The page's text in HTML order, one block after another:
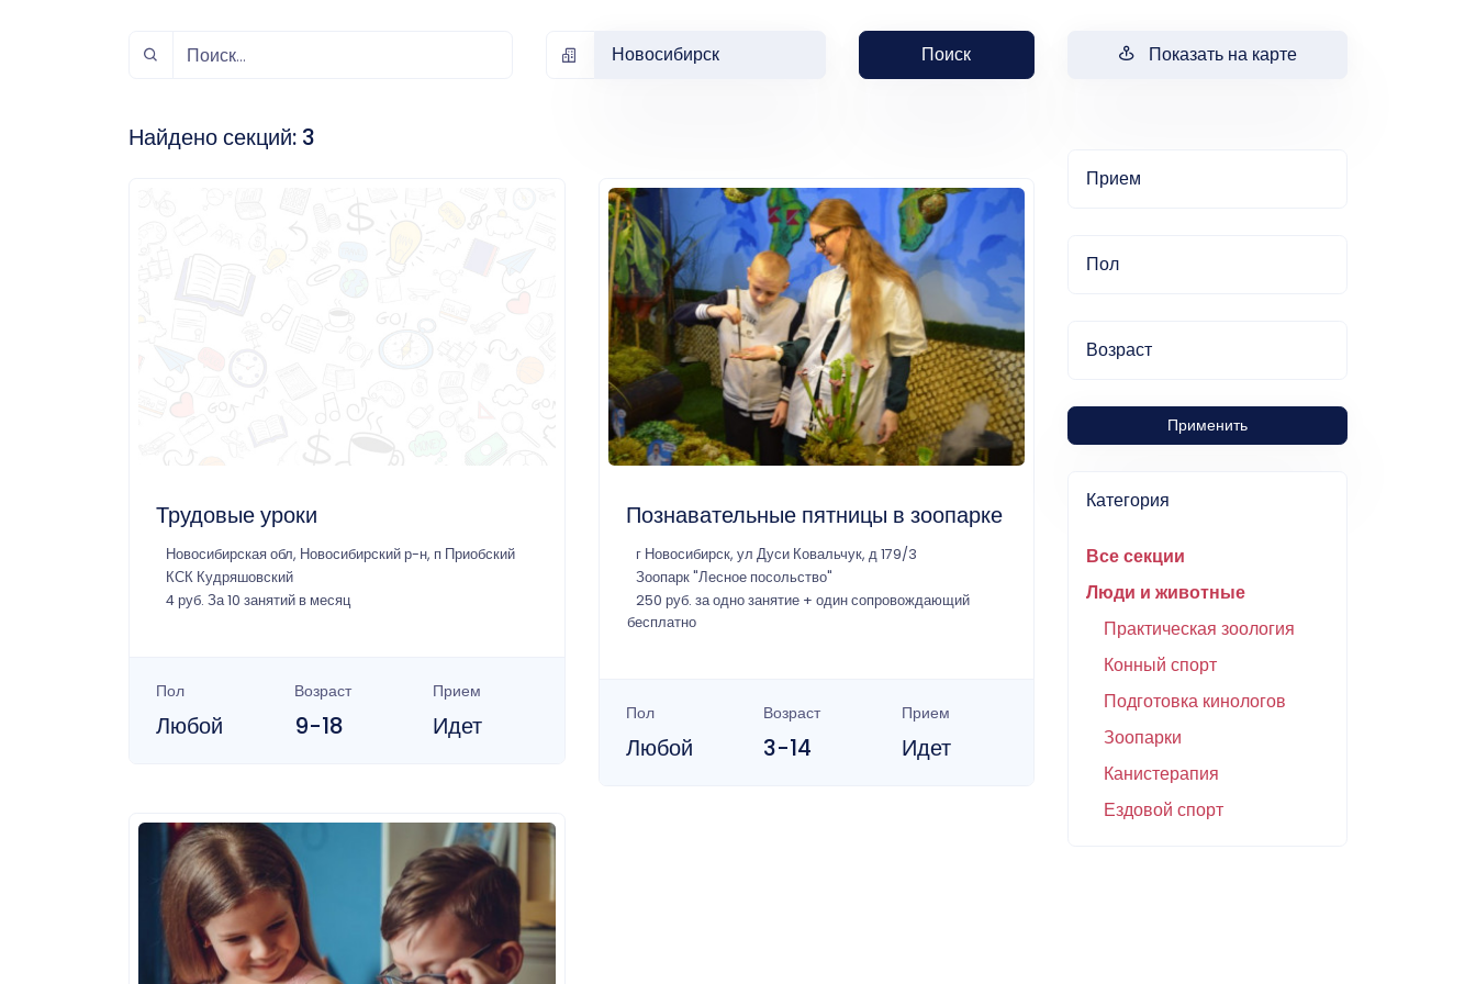
игровой спорт
Новосибирск Поиск Показать на карте
Прием
Пол
Возраст
Применить
Категория
Все секции
Люди и животные
Практическая зоология
Конный спорт
Подготовка кинологов
Зоопарки
Канистерапия
Ездовой спорт
Найдено секций: 3
Трудовые уроки
Новосибирская обл, Новосибирский р-н, п Приобский
КСК Кудряшовский
4 руб. За 10 занятий в месяц
Пол
Любой
Возраст
9-18
Прием
Идет
Познавательные пятницы в зоопарке
г Новосибирск, ул Дуси Ковальчук, д 179/3
Зоопарк "Лесное посольство"
250 руб. за одно занятие + один сопровождающий
бесплатно
Пол
Любой
Возраст
3-14
Прием
Идет